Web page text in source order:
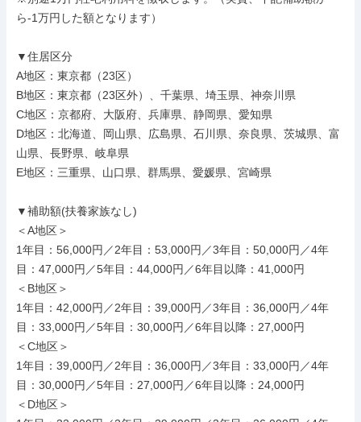
ら-1万円した額となります）
▼住居区分
A地区：東京都（23区）
B地区：東京都（23区外）、千葉県、埼玉県、神奈川県
C地区：京都府、大阪府、兵庫県、静岡県、愛知県
D地区：北海道、岡山県、広島県、石川県、奈良県、茨城県、富
山県、長野県、岐阜県
E地区：三重県、山口県、群馬県、愛媛県、宮崎県
▼補助額(扶養家族なし)
＜A地区＞
1年目：56,000円／2年目：53,000円／3年目：50,000円／4年
目：47,000円／5年目：44,000円／6年目以降：41,000円
＜B地区＞
1年目：42,000円／2年目：39,000円／3年目：36,000円／4年
目：33,000円／5年目：30,000円／6年目以降：27,000円
＜C地区＞
1年目：39,000円／2年目：36,000円／3年目：33,000円／4年
目：30,000円／5年目：27,000円／6年目以降：24,000円
＜D地区＞